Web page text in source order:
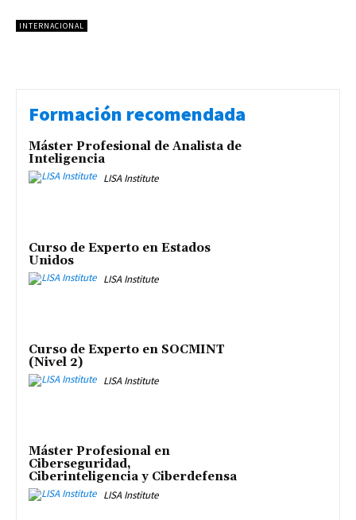
INTERNACIONAL
Formación recomendada
Máster Profesional de Analista de
Inteligencia
LISA Institute
Curso de Experto en Estados
Unidos
LISA Institute
Curso de Experto en SOCMINT
(Nivel 2)
LISA Institute
Máster Profesional en
Ciberseguridad,
Ciberinteligencia y Ciberdefensa
LISA Institute